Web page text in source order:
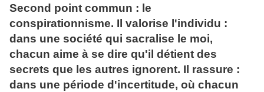
Second point commun : le
conspirationnisme. Il valorise l'individu :
dans une société qui sacralise le moi,
chacun aime à se dire qu'il détient des
secrets que les autres ignorent. Il rassure :
dans une période d'incertitude, où chacun